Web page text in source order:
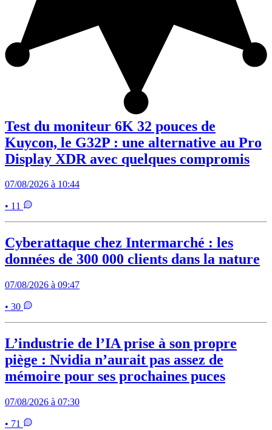
Test du moniteur 6K 32 pouces de
Kuycon, le G32P : une alternative au Pro
Display XDR avec quelques compromis
07/08/2026 à 10:44
• 11
Cyberattaque chez Intermarché : les
données de 300 000 clients dans la nature
07/08/2026 à 09:47
• 30
L’industrie de l’IA prise à son propre
piège : Nvidia n’aurait pas assez de
mémoire pour ses prochaines puces
07/08/2026 à 07:30
• 71